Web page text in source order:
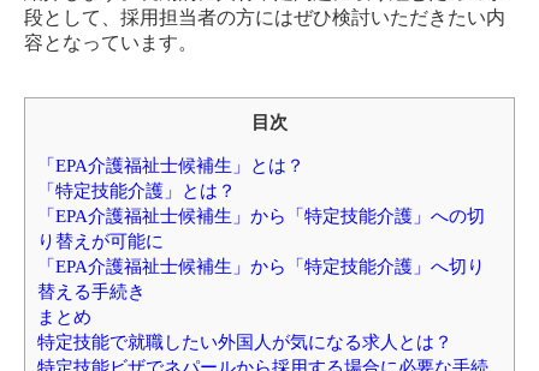
段として、採用担当者の方にはぜひ検討いただきたい内
容となっています。
目次
「EPA介護福祉士候補生」とは？
「特定技能介護」とは？
「EPA介護福祉士候補生」から「特定技能介護」への切
り替えが可能に
「EPA介護福祉士候補生」から「特定技能介護」へ切り
替える手続き
まとめ
特定技能で就職したい外国人が気になる求人とは？